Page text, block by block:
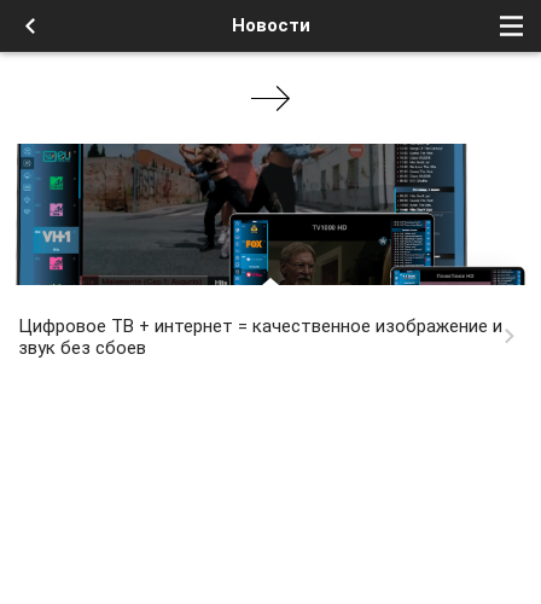
Новости
Цифровое ТВ + интернет = качественное изображение и
звук без сбоев